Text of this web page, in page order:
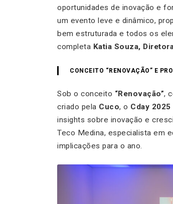
oportunidades de inovação e
um evento leve e dinâmico,
bem estruturada e todos os
completa Katia Souza,
CONCEITO “RENOVAÇÃO” E
Sob o conceito “Renovação”,
criado pela Cuco, o Cday 2025
insights sobre inovação e
Teco Medina, especialista em
implicações para o ano.